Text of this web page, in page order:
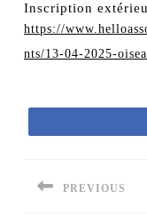
Inscription
https://
nts/13-04-2025-
de
PREVIOUS